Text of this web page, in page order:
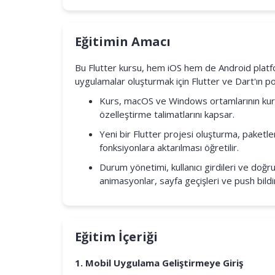
Eğitimin Amacı
Bu Flutter kursu, hem iOS hem de Android
uygulamalar oluşturmak için Flutter ve Dart'ın
Kurs, macOS ve Windows ortamlarının
özelleştirme talimatlarını kapsar.
Yeni bir Flutter projesi oluşturma,
fonksiyonlara aktarılması öğretilir.
Durum yönetimi, kullanıcı girdileri ve
animasyonlar, sayfa geçişleri ve push
Eğitim İçeriği
1. Mobil Uygulama Geliştirmeye Giriş